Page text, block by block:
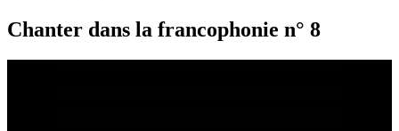
Chanter dans la francophonie n° 8